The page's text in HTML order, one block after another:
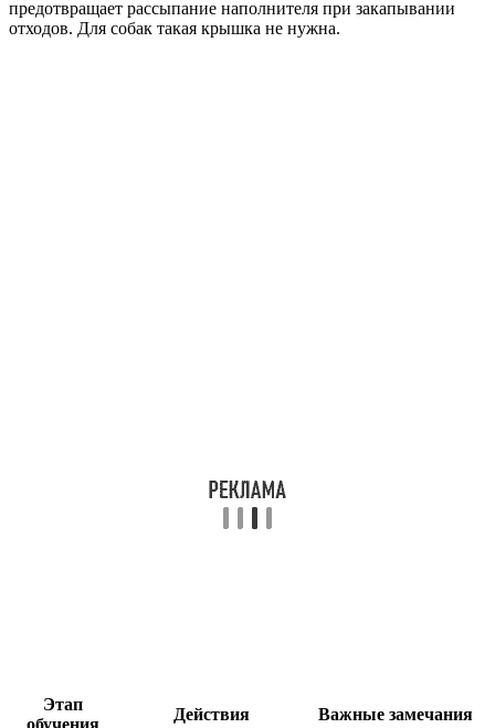
предотвращает рассыпание наполнителя при закапывании
отходов. Для собак такая крышка не нужна.
Этап
Действия Важные замечания